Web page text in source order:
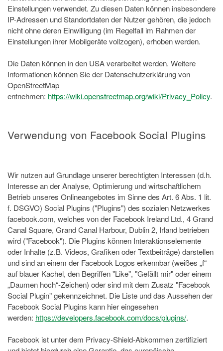
Einstellungen verwendet. Zu diesen Daten können insbesondere
IP-Adressen und Standortdaten der Nutzer gehören, die jedoch
nicht ohne deren Einwilligung (im Regelfall im Rahmen der
Einstellungen ihrer Mobilgeräte vollzogen), erhoben werden.
Die Daten können in den USA verarbeitet werden. Weitere
Informationen können Sie der Datenschutzerklärung von
OpenStreetMap
entnehmen: https://wiki.openstreetmap.org/wiki/Privacy_Policy.
Verwendung von Facebook Social Plugins
Wir nutzen auf Grundlage unserer berechtigten Interessen (d.h.
Interesse an der Analyse, Optimierung und wirtschaftlichem
Betrieb unseres Onlineangebotes im Sinne des Art. 6 Abs. 1 lit.
f. DSGVO) Social Plugins ("Plugins") des sozialen Netzwerkes
facebook.com, welches von der Facebook Ireland Ltd., 4 Grand
Canal Square, Grand Canal Harbour, Dublin 2, Irland betrieben
wird ("Facebook"). Die Plugins können Interaktionselemente
oder Inhalte (z.B. Videos, Grafiken oder Textbeiträge) darstellen
und sind an einem der Facebook Logos erkennbar (weißes „f“
auf blauer Kachel, den Begriffen "Like", "Gefällt mir" oder einem
„Daumen hoch“-Zeichen) oder sind mit dem Zusatz "Facebook
Social Plugin" gekennzeichnet. Die Liste und das Aussehen der
Facebook Social Plugins kann hier eingesehen
werden: https://developers.facebook.com/docs/plugins/.
Facebook ist unter dem Privacy-Shield-Abkommen zertifiziert